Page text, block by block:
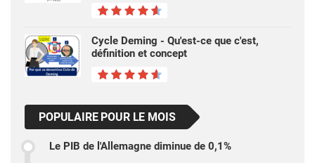
Cycle Deming - Qu'est-ce que c'est,
définition et concept
POPULAIRE POUR LE MOIS
Le PIB de l'Allemagne diminue de 0,1%